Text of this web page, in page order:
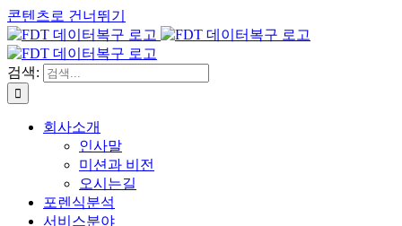
콘텐츠로 건너뛰기
검색:
회사소개
인사말
미션과 비전
오시는길
포렌식분석
서비스분야